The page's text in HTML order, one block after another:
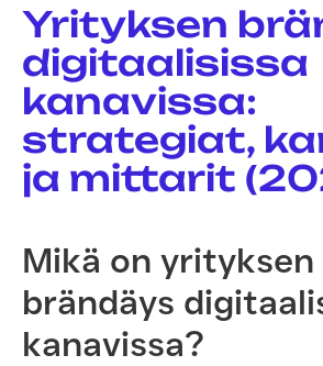
Yrityksen
digitaalisissa
kanavissa:
strategiat,
ja mittarit
Mikä on yrityksen
brändäys
kanavissa?